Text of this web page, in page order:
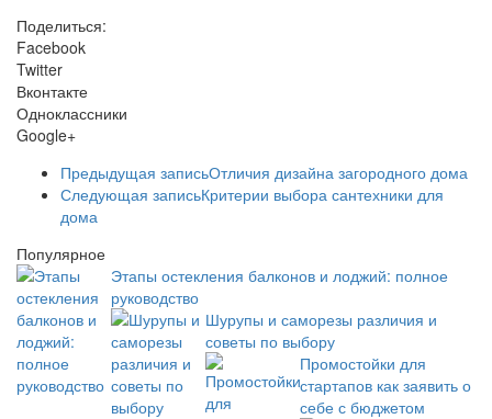
Поделиться:
Facebook
Twitter
Вконтакте
Одноклассники
Google+
Предыдущая записьОтличия дизайна загородного дома
Следующая записьКритерии выбора сантехники для
дома
Популярное
Этапы остекления балконов и лоджий: полное
руководство
Шурупы и саморезы различия и
советы по выбору
Промостойки для
стартапов как заявить о
себе с бюджетом